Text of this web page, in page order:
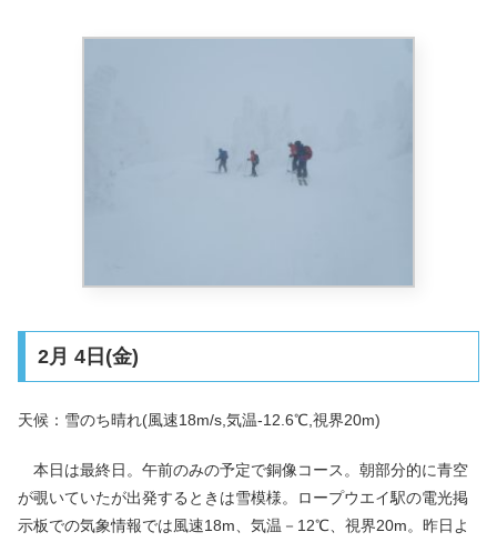
2月 4日(金)
天候：雪のち晴れ(風速18m/s,気温-12.6℃,視界20m)
本日は最終日。午前のみの予定で銅像コース。朝部分的に青空
が覗いていたが出発するときは雪模様。ロープウエイ駅の電光掲
示板での気象情報では風速18m、気温－12℃、視界20m。昨日よ